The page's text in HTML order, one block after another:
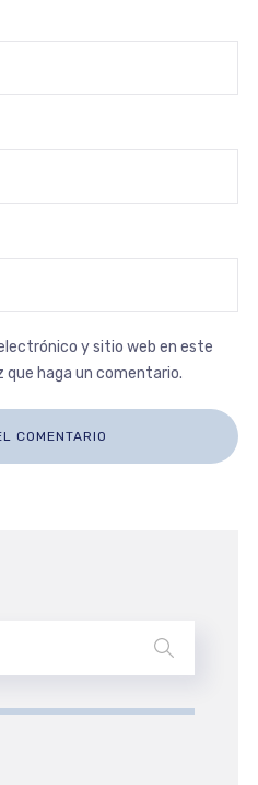
y sitio web en este
que haga un comentario.